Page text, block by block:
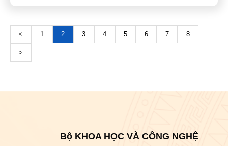
< 1 2 3 4 5 6 7 8
>
Bộ KHOA HỌC VÀ CÔNG NGHỆ